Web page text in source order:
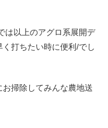
は以上のアグロ系展開デ
打ちたい時に便利/でし
掃除してみんな農地送